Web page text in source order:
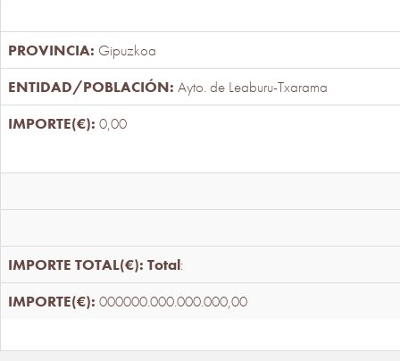
Gipuzkoa
Ayto. de Leaburu-Txarama
0,00
Total:
000000.000.000.000,00